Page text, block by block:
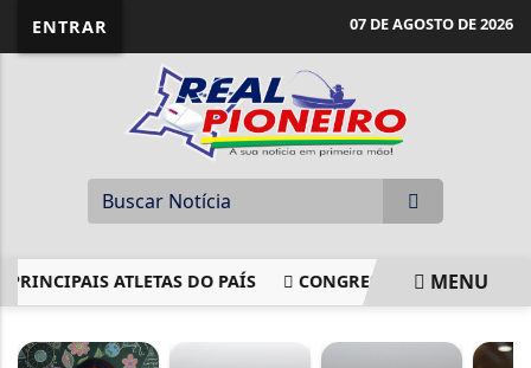
ENTRAR 07 DE AGOSTO DE 2026
ATLETAS DO PAÍS CONGRESSO APROVA
MENU